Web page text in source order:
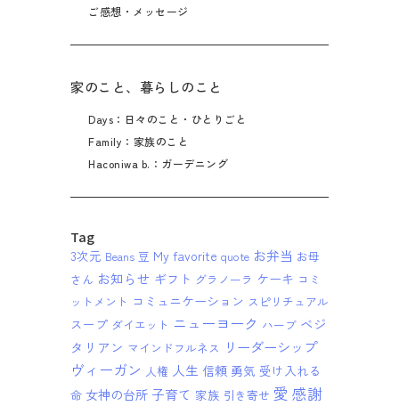
ご感想・メッセージ
家のこと、暮らしのこと
Days：日々のこと・ひとりごと
Family：家族のこと
Haconiwa b.：ガーデニング
Tag
3次元 Beans 豆 My favorite quote お弁当 お母
さん お知らせ ギフト グラノーラ ケーキ コミ
ットメント コミュニケーション スピリチュアル
スープ ダイエット ニューヨーク ハーブ ベジ
タリアン マインドフルネス リーダーシップ
ヴィーガン 人権 人生 信頼 勇気 受け入れる
命 女神の台所 子育て 家族 引き寄せ 愛 感謝